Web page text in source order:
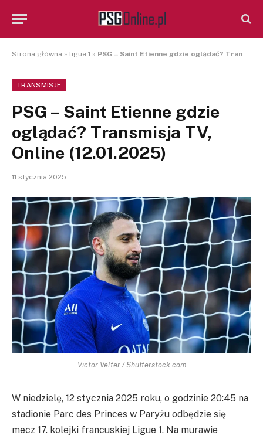
Strona główna » ligue 1 » PSG – Saint Etienne gdzie oglądać? Transmisja TV, Online (12.01.2025)
TRANSMISJE
PSG – Saint Etienne gdzie
oglądać? Transmisja TV,
Online (12.01.2025)
11 stycznia 2025
Victor Velter / Shutterstock.com
W niedzielę, 12 stycznia 2025 roku, o godzinie 20:45 na
stadionie Parc des Princes w Paryżu odbędzie się
mecz 17. kolejki francuskiej Ligue 1. Na murawie